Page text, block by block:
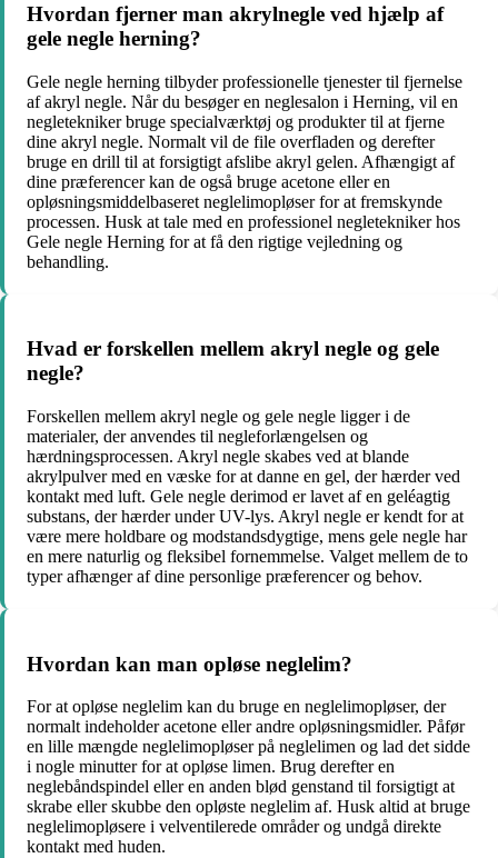
Hvordan fjerner man akrylnegle ved hjælp af
gele negle herning?
Gele negle herning tilbyder professionelle tjenester til fjernelse
af akryl negle. Når du besøger en neglesalon i Herning, vil en
negletekniker bruge specialværktøj og produkter til at fjerne
dine akryl negle. Normalt vil de file overfladen og derefter
bruge en drill til at forsigtigt afslibe akryl gelen. Afhængigt af
dine præferencer kan de også bruge acetone eller en
opløsningsmiddelbaseret neglelimopløser for at fremskynde
processen. Husk at tale med en professionel negletekniker hos
Gele negle Herning for at få den rigtige vejledning og
behandling.
Hvad er forskellen mellem akryl negle og gele
negle?
Forskellen mellem akryl negle og gele negle ligger i de
materialer, der anvendes til negleforlængelsen og
hærdningsprocessen. Akryl negle skabes ved at blande
akrylpulver med en væske for at danne en gel, der hærder ved
kontakt med luft. Gele negle derimod er lavet af en geléagtig
substans, der hærder under UV-lys. Akryl negle er kendt for at
være mere holdbare og modstandsdygtige, mens gele negle har
en mere naturlig og fleksibel fornemmelse. Valget mellem de to
typer afhænger af dine personlige præferencer og behov.
Hvordan kan man opløse neglelim?
For at opløse neglelim kan du bruge en neglelimopløser, der
normalt indeholder acetone eller andre opløsningsmidler. Påfør
en lille mængde neglelimopløser på neglelimen og lad det sidde
i nogle minutter for at opløse limen. Brug derefter en
neglebåndspindel eller en anden blød genstand til forsigtigt at
skrabe eller skubbe den opløste neglelim af. Husk altid at bruge
neglelimopløsere i velventilerede områder og undgå direkte
kontakt med huden.